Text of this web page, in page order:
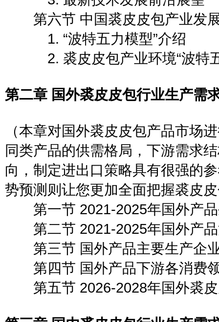
第六节 中国裘皮皮包产业发展
1. “波特五力模型”介绍
2. 裘皮皮包产业环境“波特五
第二章 国外裘皮皮包行业生产需
（本章对国外裘皮皮包产品市场
同类产品的供需格局，下游需求
向，制定进出口策略具有很强的
势预测则让您更加全面把握裘皮
第一节 2021-2025年国外产品
第二节 2021-2025年国外产品
第三节 国外产品主要生产企
第四节 国外产品下游各消费
第五节 2026-2028年国外裘皮